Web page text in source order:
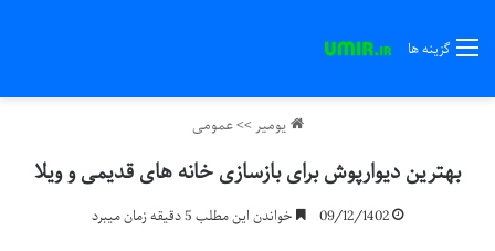
گزینه ها
یومیر>>عمومی
بهترین دیوارپوش برای بازسازی خانه های قدیمی و ویلا
09/12/1402 خواندن این مطلب 5 دقیقه زمان میبرد